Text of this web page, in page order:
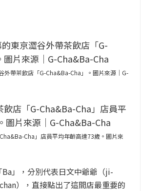
外帶茶飲店「G-Cha&Ba-Cha」。圖片來源｜G-
Cha」店員平均年齡高達73歲。圖片來
」，分別代表日文中爺爺（ji-
），直接點出了這間店最重要的